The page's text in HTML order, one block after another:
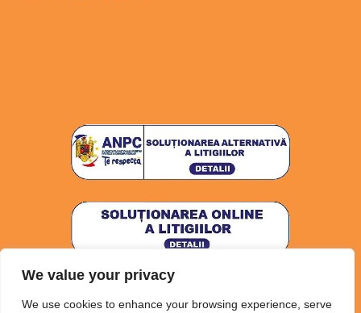
We value your privacy
We use cookies to enhance your browsing experience, serve
Politica de confidențialitate